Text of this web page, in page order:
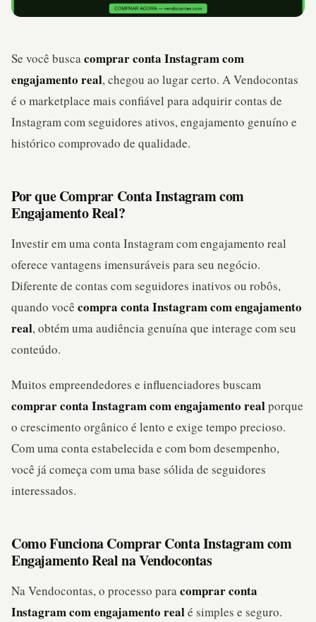
Se você buscacomprar conta Instagram com
engajamento real, chegou ao lugar certo. A Vendocontas
é o marketplace mais confiável para adquirir contas de
Instagram com seguidores ativos, engajamento genuíno e
histórico comprovado de qualidade.
Por que Comprar Conta Instagram com
Engajamento Real?
Investir em uma conta Instagram com engajamento real
oferece vantagens imensuráveis para seu negócio.
Diferente de contas com seguidores inativos ou robôs,
quando você compra conta Instagram com engajamento
real, obtém uma audiência genuína que interage com seu
conteúdo.
Muitos empreendedores e influenciadores buscam
comprar conta Instagram com engajamento realporque
o crescimento orgânico é lento e exige tempo precioso.
Com uma conta estabelecida e com bom desempenho,
você já começa com uma base sólida de seguidores
interessados.
Como Funciona Comprar Conta Instagram com
Engajamento Real na Vendocontas
Na Vendocontas, o processo paracomprar conta
Instagram com engajamento realé simples e seguro.